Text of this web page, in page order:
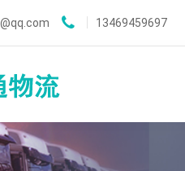
13469459697